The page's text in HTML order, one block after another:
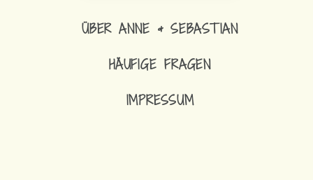
ÜBER ANNE & SEBASTIAN
HÄUFIGE FRAGEN
IMPRESSUM